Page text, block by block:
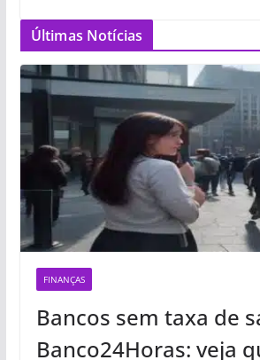
Últimas Notícias
FINANÇAS
Bancos sem taxa de
Banco24Horas: veja